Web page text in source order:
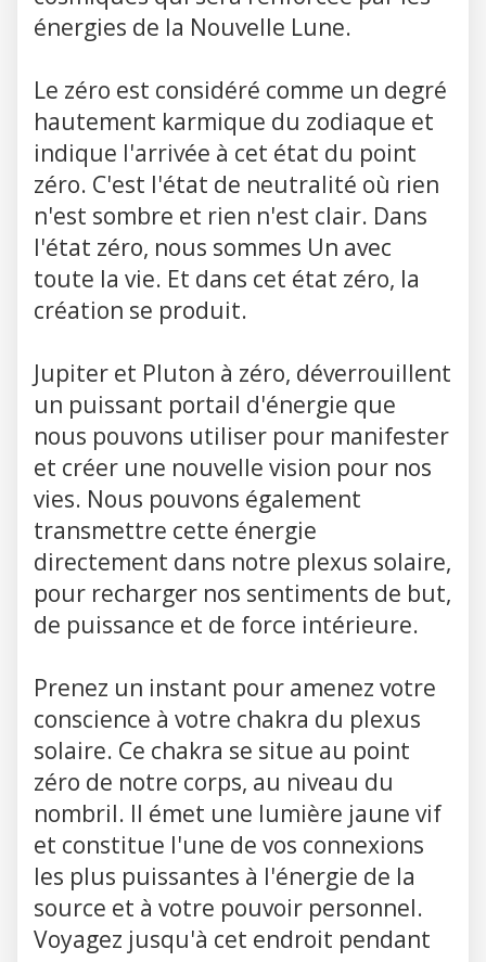
énergies de la Nouvelle Lune.
Le zéro est considéré comme un degré
hautement karmique du zodiaque et
indique l'arrivée à cet état du point
zéro. C'est l'état de neutralité où rien
n'est sombre et rien n'est clair. Dans
l'état zéro, nous sommes Un avec
toute la vie. Et dans cet état zéro, la
création se produit.
Jupiter et Pluton à zéro, déverrouillent
un puissant portail d'énergie que
nous pouvons utiliser pour manifester
et créer une nouvelle vision pour nos
vies. Nous pouvons également
transmettre cette énergie
directement dans notre plexus solaire,
pour recharger nos sentiments de but,
de puissance et de force intérieure.
Prenez un instant pour amenez votre
conscience à votre chakra du plexus
solaire. Ce chakra se situe au point
zéro de notre corps, au niveau du
nombril. Il émet une lumière jaune vif
et constitue l'une de vos connexions
les plus puissantes à l'énergie de la
source et à votre pouvoir personnel.
Voyagez jusqu'à cet endroit pendant